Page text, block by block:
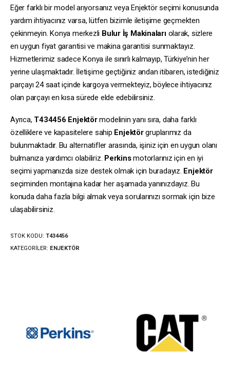
Eğer farklı bir model arıyorsanız veya Enjektör seçimi konusunda
yardım ihtiyacınız varsa, lütfen bizimle iletişime geçmekten
çekinmeyin. Konya merkezli Bulur İş Makinalarıolarak, sizlere
en uygun fiyat garantisi ve makina garantisi sunmaktayız.
Hizmetlerimiz sadece Konya ile sınırlı kalmayıp, Türkiye’nin her
yerine ulaşmaktadır. İletişime geçtiğiniz andan itibaren, istediğiniz
parçayı 24 saat içinde kargoya vermekteyiz, böylece ihtiyacınız
olan parçayı en kısa sürede elde edebilirsiniz.
Ayrıca, T434456 Enjektörmodelinin yanı sıra, daha farklı
özelliklere ve kapasitelere sahip Enjektörgruplarımız da
bulunmaktadır. Bu alternatifler arasında, işiniz için en uygun olanı
bulmanıza yardımcı olabiliriz. Perkinsmotorlarınız için en iyi
seçimi yapmanızda size destek olmak için buradayız. Enjektör
seçiminden montajına kadar her aşamada yanınızdayız. Bu
konuda daha fazla bilgi almak veya sorularınızı sormak için bize
ulaşabilirsiniz.
STOK KODU: T434456
KATEGORILER: ENJEKTÖR